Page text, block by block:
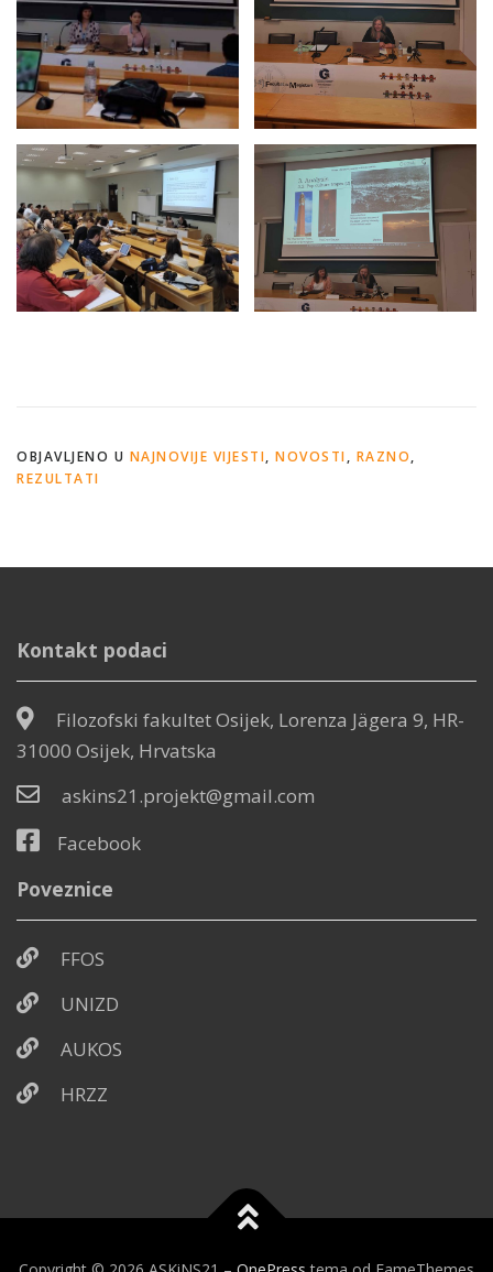
OBJAVLJENO U NAJNOVIJE VIJESTI, NOVOSTI, RAZNO,
REZULTATI
Kontakt podaci
Filozofski fakultet Osijek, Lorenza Jägera 9, HR-
31000 Osijek, Hrvatska
askins21.projekt@gmail.com
Facebook
Poveznice
FFOS
UNIZD
AUKOS
HRZZ